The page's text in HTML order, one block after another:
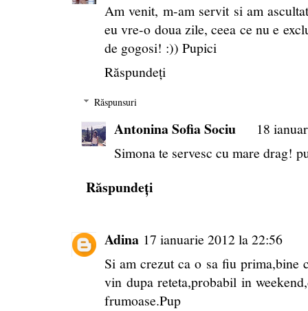
Am venit, m-am servit si am
eu vre-o doua zile, ceea ce nu e
de gogosi! :)) Pupici
Răspundeți
Răspunsuri
Antonina Sofia Sociu
18
Simona te servesc cu mare drag!
Răspundeți
Adina 17 ianuarie 2012 la 22:56
Si am crezut ca o sa fiu prima,bine
vin dupa reteta,probabil in
frumoase.Pup